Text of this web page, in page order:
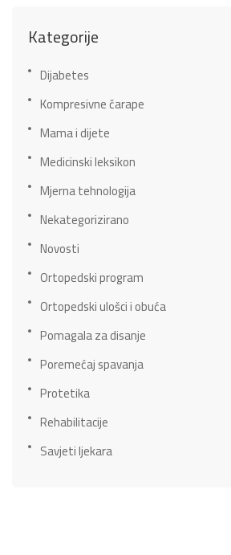
Kategorije
Dijabetes
Kompresivne čarape
Mama i dijete
Medicinski leksikon
Mjerna tehnologija
Nekategorizirano
Novosti
Ortopedski program
Ortopedski ulošci i obuća
Pomagala za disanje
Poremećaj spavanja
Protetika
Rehabilitacije
Savjeti ljekara